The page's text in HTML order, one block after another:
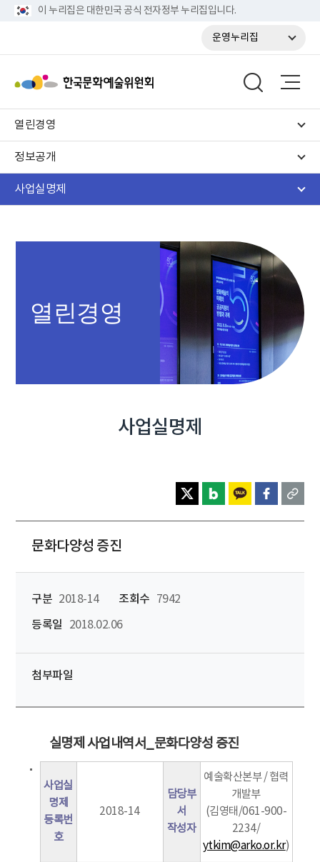
이 누리집은 대한민국 공식 전자정부 누리집입니다.
운영누리집
열린경영
정보공개
사업실명제
열린경영
사업실명제
문화다양성 증진
구분 2018-14 조회수
7942
등록일
2018.02.06
첨부파일
실명제 사업내역서_문화다양성 증진
사업실
명제
등록번
호
2018-14
담당부
서
작성자
예술확산본부 / 협력
개발부
(김영태/061-900-
2234/
ytkim@arko.or.kr)